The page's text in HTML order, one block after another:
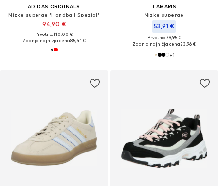
ADIDAS ORIGINALS
Nizke superge 'Handball Spezial'
94,90 €
Prvotno: 110,00 €
Zadnja najnižja cena85,41 €
TAMARIS
Nizke superge
53,91 €
Prvotno: 79,95 €
Zadnja najnižja cena23,96 €
+1